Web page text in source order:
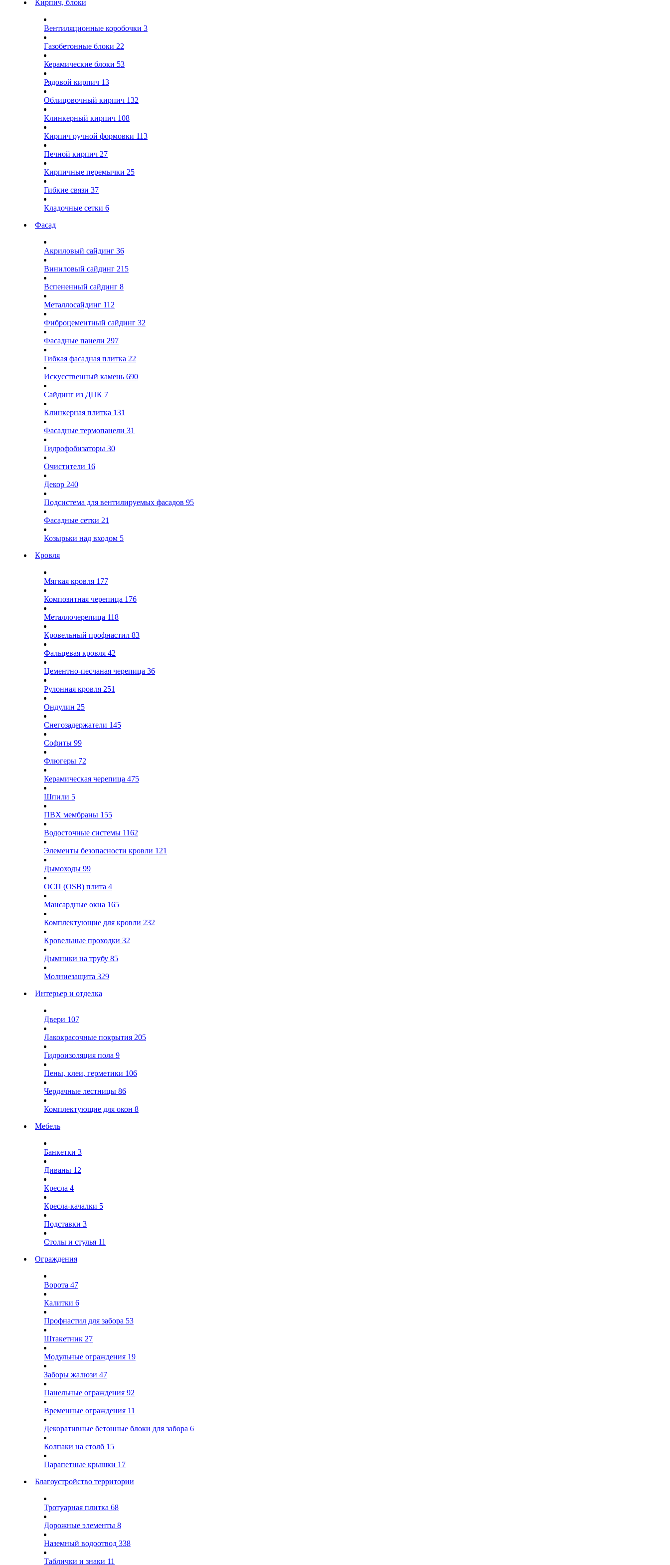
Кирпич, блоки
Вентиляционные коробочки 3
Газобетонные блоки 22
Керамические блоки 53
Рядовой кирпич 13
Облицовочный кирпич 132
Клинкерный кирпич 108
Кирпич ручной формовки 113
Печной кирпич 27
Кирпичные перемычки 25
Гибкие связи 37
Кладочные сетки 6
Фасад
Акриловый сайдинг 36
Виниловый сайдинг 215
Вспененный сайдинг 8
Металлосайдинг 112
Фиброцементный сайдинг 32
Фасадные панели 297
Гибкая фасадная плитка 22
Искусственный камень 690
Сайдинг из ДПК 7
Клинкерная плитка 131
Фасадные термопанели 31
Гидрофобизаторы 30
Очистители 16
Декор 240
Подсистема для вентилируемых фасадов 95
Фасадные сетки 21
Козырьки над входом 5
Кровля
Мягкая кровля 177
Композитная черепица 176
Металлочерепица 118
Кровельный профнастил 83
Фальцевая кровля 42
Цементно-песчаная черепица 36
Рулонная кровля 251
Ондулин 25
Снегозадержатели 145
Софиты 99
Флюгеры 72
Керамическая черепица 475
Шпили 5
ПВХ мембраны 155
Водосточные системы 1162
Элементы безопасности кровли 121
Дымоходы 99
ОСП (OSB) плита 4
Мансардные окна 165
Комплектующие для кровли 232
Кровельные проходки 32
Дымники на трубу 85
Молниезащита 329
Интерьер и отделка
Двери 107
Лакокрасочные покрытия 205
Гидроизоляция пола 9
Пены, клеи, герметики 106
Чердачные лестницы 86
Комплектующие для окон 8
Мебель
Банкетки 3
Диваны 12
Кресла 4
Кресла-качалки 5
Подставки 3
Столы и стулья 11
Ограждения
Ворота 47
Калитки 6
Профнастил для забора 53
Штакетник 27
Модульные ограждения 19
Заборы жалюзи 47
Панельные ограждения 92
Временные ограждения 11
Декоративные бетонные блоки для забора 6
Колпаки на столб 15
Парапетные крышки 17
Благоустройство территории
Тротуарная плитка 68
Дорожные элементы 8
Наземный водоотвод 338
Таблички и знаки 11